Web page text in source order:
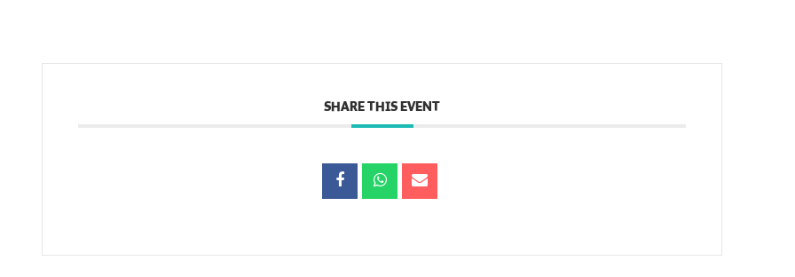
SHARE THIS EVENT